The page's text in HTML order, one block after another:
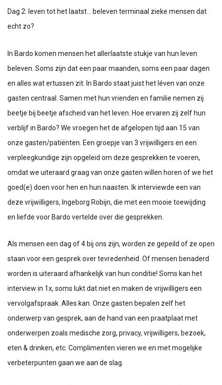
Dag 2: leven tot het laatst… beleven terminaal zieke mensen dat
echt zo?
In Bardo komen mensen het allerlaatste stukje van hun leven
beleven. Soms zijn dat een paar maanden, soms een paar dagen
en alles wat ertussen zit. In Bardo staat juist het léven van onze
gasten centraal. Samen met hun vrienden en familie nemen zij
beetje bij beetje afscheid van het leven. Hoe ervaren zij zelf hun
verblijf in Bardo? We vroegen het de afgelopen tijd aan 15 van
onze gasten/patiënten. Een groepje van 3 vrijwilligers en een
verpleegkundige zijn opgeleid om deze gesprekken te voeren,
omdat we uiteraard graag van onze gasten willen horen of we het
goed(e) doen voor hen en hun naasten. Ik interviewde een van
deze vrijwilligers, Ingeborg Robijn, die met een mooie toewijding
en liefde voor Bardo vertelde over die gesprekken.
Als mensen een dag of 4 bij ons zijn, worden ze gepeild of ze open
staan voor een gesprek over tevredenheid. Of mensen benaderd
worden is uiteraard afhankelijk van hun conditie! Soms kan het
interview in 1x, soms lukt dat niet en maken de vrijwilligers een
vervolgafspraak. Alles kan. Onze gasten bepalen zelf het
onderwerp van gesprek, aan de hand van een praatplaat met
onderwerpen zoals medische zorg, privacy, vrijwilligers, bezoek,
eten & drinken, etc. Complimenten vieren we en met mogelijke
verbeterpunten gaan we aan de slag.